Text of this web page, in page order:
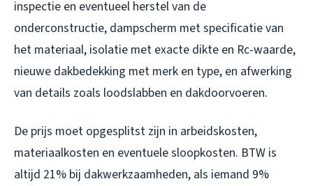
inspectie en eventueel herstel van de
onderconstructie, dampscherm met specificatie van
het materiaal, isolatie met exacte dikte en Rc-waarde,
nieuwe dakbedekking met merk en type, en afwerking
van details zoals loodslabben en dakdoorvoeren.
De prijs moet opgesplitst zijn in arbeidskosten,
materiaalkosten en eventuele sloopkosten. BTW is
altijd 21% bij dakwerkzaamheden, als iemand 9%